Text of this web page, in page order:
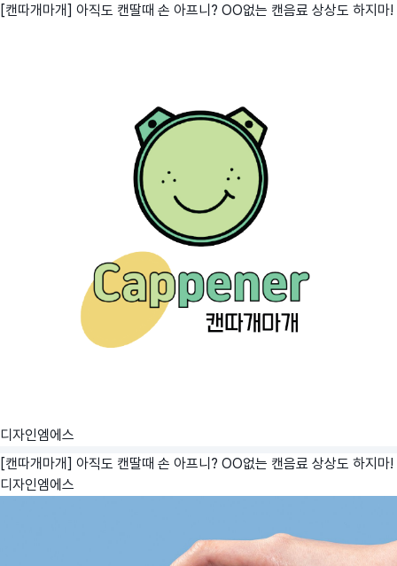
[캔따개마개] 아직도 캔딸때 손 아프니? OO없는 캔음료 상상도 하지마!
디자인엠에스
[캔따개마개] 아직도 캔딸때 손 아프니? OO없는 캔음료 상상도 하지마!
디자인엠에스